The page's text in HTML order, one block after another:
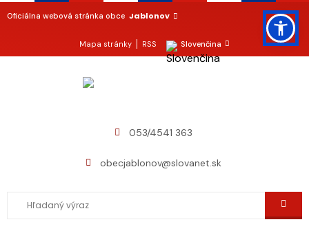
Oficiálna webová stránka obce Jablonov
Mapa stránky RSS Slovenčina
053/4541 363
obecjablonov@slovanet.sk